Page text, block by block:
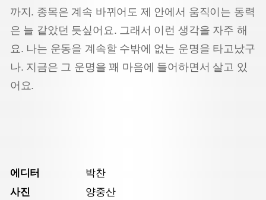
까지. 종목은 계속 바뀌어도 제 안에서 움직이는 동력
은 늘 같았던 듯싶어요. 그래서 이런 생각을 자주 해
요. 나는 운동을 계속할 수밖에 없는 운명을 타고났구
나. 지금은 그 운명을 꽤 마음에 들어하면서 살고 있
어요.
에디터
박찬
사진
양중산